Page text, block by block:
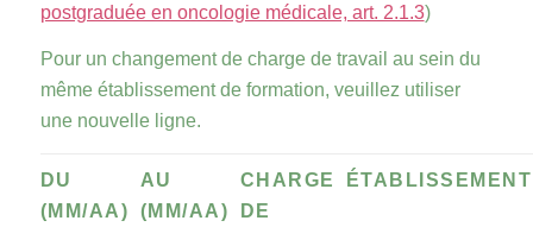
postgraduée en oncologie médicale, art. 2.1.3)
Pour un changement de charge de travail au sein du
même établissement de formation, veuillez utiliser
une nouvelle ligne.
DU
(MM/AA)
AU
(MM/AA)
CHARGE
DE
ÉTABLISSEMENT